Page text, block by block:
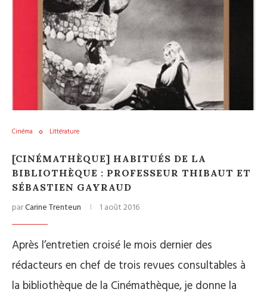
Cinéma Littérature
[CINÉMATHÈQUE] HABITUÉS DE LA
BIBLIOTHÈQUE : PROFESSEUR THIBAUT ET
SÉBASTIEN GAYRAUD
parCarine Trenteun 1 août 2016
Après l’entretien croisé le mois dernier des
rédacteurs en chef de trois revues consultables à
la bibliothèque de la Cinémathèque, je donne la